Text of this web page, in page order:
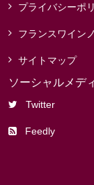
プライバシーポ
フランスワイン
サイトマップ
ソーシャルメデ
Twitter
Feedly